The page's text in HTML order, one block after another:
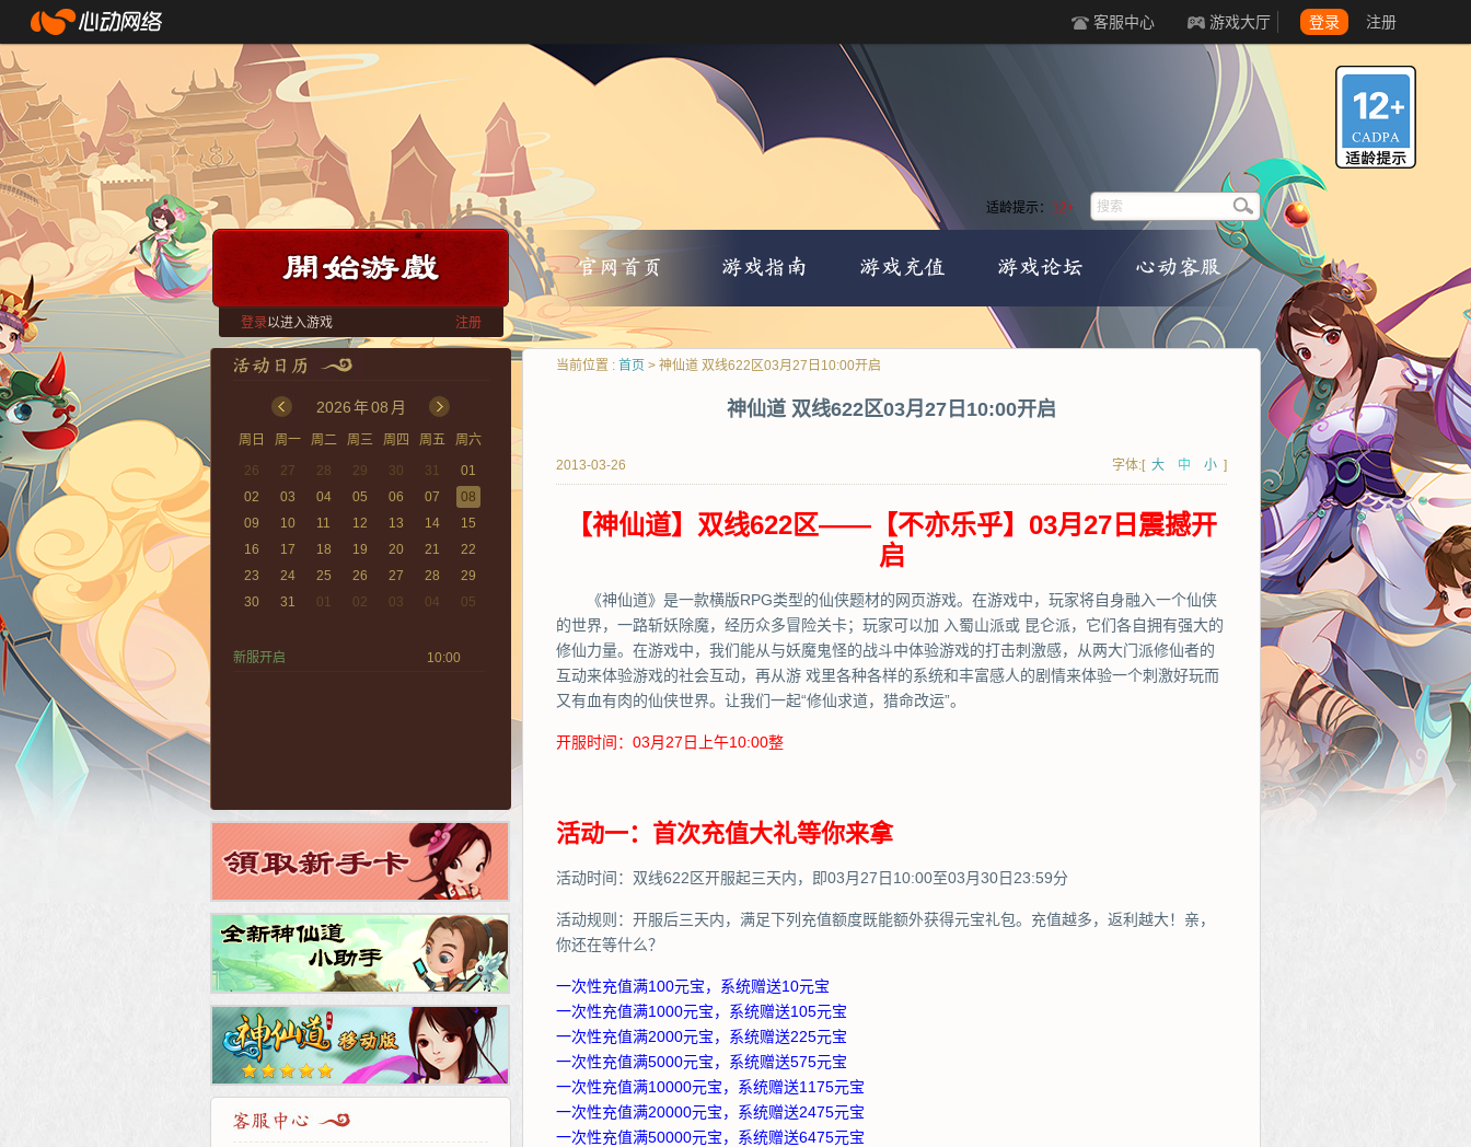
客服中心 游戏大厅 登录 注册
登录以进入游戏 注册
适龄提示： 12+
2026年08 月
周日 周一 周二 周三 周四 周五
周六
26
27 28 29 30 31
01
02
03 04 05 06 07
08
09
10 11 12 13 14
15
16
17 18 19 20 21
22
23
24 25 26 27 28
29
30
31 01 02 03 04 05
新服开启 10:00
当前位置 : 首页 > 神仙道 双线622区03月27日10:00开启
神仙道 双线622区03月27日10:00开启
2013-03-26 字体:[ 大 中 小 ]
【神仙道】双线622区——【不亦乐乎】03月27日震撼开
启
《神仙道》是一款横版RPG类型的仙侠题材的网页游戏。在游戏中，玩家将自身融入一个仙侠
的世界，一路斩妖除魔，经历众多冒险关卡；玩家可以加 入蜀山派或 昆仑派，它们各自拥有强大的
修仙力量。在游戏中，我们能从与妖魔鬼怪的战斗中体验游戏的打击刺激感，从两大门派修仙者的
互动来体验游戏的社会互动，再从游 戏里各种各样的系统和丰富感人的剧情来体验一个刺激好玩而
又有血有肉的仙侠世界。让我们一起“修仙求道，猎命改运”。
开服时间：03月27日上午10:00整
活动一：首次充值大礼等你来拿
活动时间：双线622区开服起三天内，即03月27日10:00至03月30日23:59分
活动规则：开服后三天内，满足下列充值额度既能额外获得元宝礼包。充值越多，返利越大！亲，
你还在等什么？
一次性充值满100元宝，系统赠送10元宝
一次性充值满1000元宝，系统赠送105元宝
一次性充值满2000元宝，系统赠送225元宝
一次性充值满5000元宝，系统赠送575元宝
一次性充值满10000元宝，系统赠送1175元宝
一次性充值满20000元宝，系统赠送2475元宝
一次性充值满50000元宝，系统赠送6475元宝